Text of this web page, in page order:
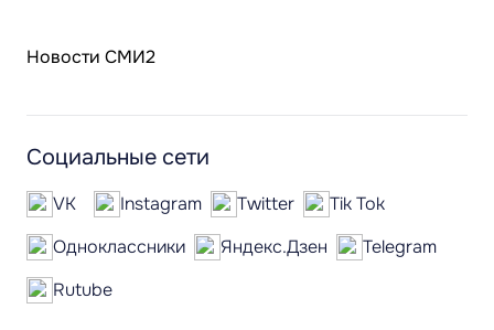
Новости СМИ2
Социальные сети
VK Instagram Twitter
Tik Tok
Одноклассники
Яндекс.Дзен
Telegram
Rutube